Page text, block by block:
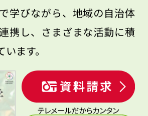
学びながら、地域の自治体
携し、さまざまな活動に積
ます。